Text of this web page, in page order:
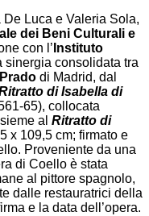
De Luca e Valeria Sola,
dei Beni Culturali e
con l’ Instituto
sinergia consolidata tra
di Madrid, dal
di Isabella di
65), collocata
al Ritratto di
x 109,5 cm; firmato e
Proveniente da una
di Coello è stata
al pittore spagnolo,
dalle restauratrici della
e la data dell’opera.